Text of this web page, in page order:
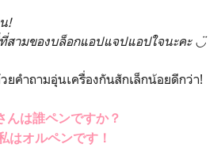
!
สามของบล็อกแอปแจปแอปใจนะคะ ◡̈
ยคำถามอุ่นเครื่องกันสักเล็กน้อยดีกว่า!
んは誰ペンですか？
はオルペンです！